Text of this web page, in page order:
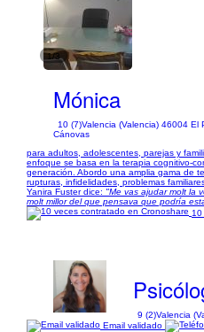
1/3
Mónica
10 (7)Valencia (Valencia) 46004 El
Cánovas
para adultos, adolescentes, parejas y
enfoque se basa en la terapia cognitivo-
generación. Abordo una amplia gama de
rupturas, infidelidades, problemas
Yanira Fuster dice: "Me vas ajudar molt la
molt millor del que pensava que podría
9 (2)Valencia
Email validado